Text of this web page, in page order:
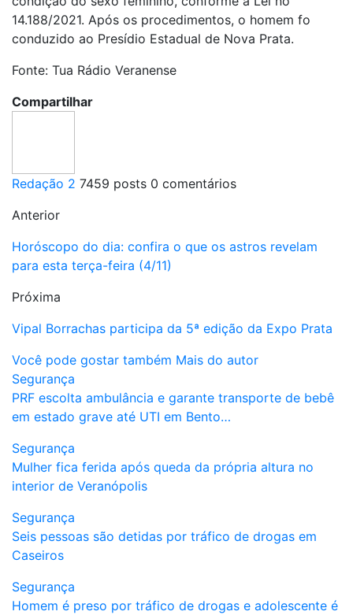
14.188/2021. Após os procedimentos, o homem fo
conduzido ao Presídio Estadual de Nova Prata.
Fonte: Tua Rádio Veranense
Compartilhar
Redação 2 7459 posts 0 comentários
Anterior
Horóscopo do dia: confira o que os astros revelam
para esta terça-feira (4/11)
Próxima
Vipal Borrachas participa da 5ª edição da Expo Prata
Você pode gostar também Mais do autor
Segurança
PRF escolta ambulância e garante transporte de bebê
em estado grave até UTI em Bento…
Segurança
Mulher fica ferida após queda da própria altura no
interior de Veranópolis
Segurança
Seis pessoas são detidas por tráfico de drogas em
Caseiros
Segurança
Homem é preso por tráfico de drogas e adolescente é